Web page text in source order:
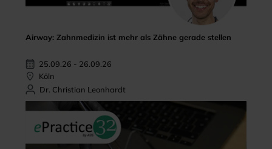
Airway: Zahnmedizin ist mehr als Zähne gerade stellen
25.09.26 - 26.09.26
Köln
Dr. Christian Leonhardt